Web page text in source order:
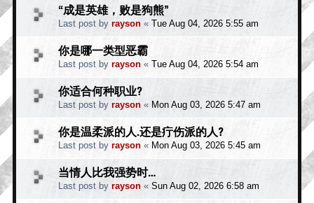
“成是英雄，败是狗熊”
Last post by rayson « Tue Aug 04, 2026 5:55 am
你是哪一类型恶霸
Last post by rayson « Tue Aug 04, 2026 5:54 am
你适合何种职业?
Last post by rayson « Mon Aug 03, 2026 5:47 am
你是温柔派的人.还是疔伤派的人?
Last post by rayson « Mon Aug 03, 2026 5:45 am
当情人比我强势时…
Last post by rayson « Sun Aug 02, 2026 6:58 am